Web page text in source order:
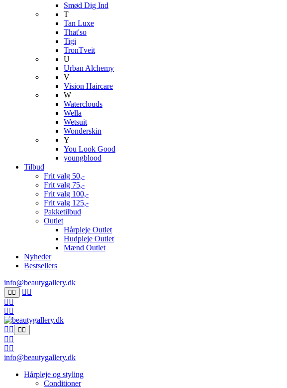
Smød Dig Ind
T
Tan Luxe
That'so
Tigi
TronTveit
U
Urban Alchemy
V
Vision Haircare
W
Waterclouds
Wella
Wetsuit
Wonderskin
Y
You Look Good
youngblood
Tilbud
Frit valg 50,-
Frit valg 75,-
Frit valg 100,-
Frit valg 125,-
Pakketilbud
Outlet
Hårpleje Outlet
Hudpleje Outlet
Mænd Outlet
Nyheder
Bestsellers
info@beautygallery.dk
info@beautygallery.dk
Hårpleje og styling
Conditioner